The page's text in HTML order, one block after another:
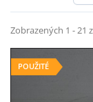
Zobrazených 1 - 21
POUŽITÉ